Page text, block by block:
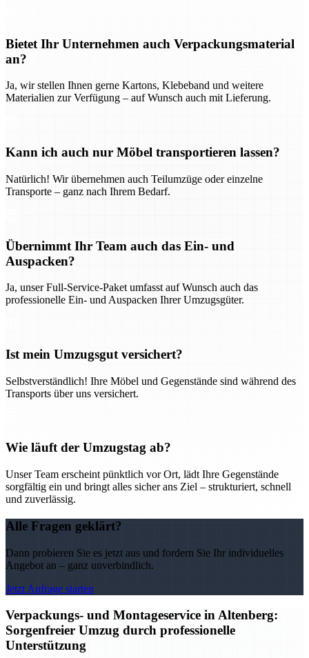
Bietet Ihr Unternehmen auch Verpackungsmaterial
an?
Ja, wir stellen Ihnen gerne Kartons, Klebeband und weitere
Materialien zur Verfügung – auf Wunsch auch mit Lieferung.
Kann ich auch nur Möbel transportieren lassen?
Natürlich! Wir übernehmen auch Teilumzüge oder einzelne
Transporte – ganz nach Ihrem Bedarf.
Übernimmt Ihr Team auch das Ein- und
Auspacken?
Ja, unser Full-Service-Paket umfasst auf Wunsch auch das
professionelle Ein- und Auspacken Ihrer Umzugsgüter.
Ist mein Umzugsgut versichert?
Selbstverständlich! Ihre Möbel und Gegenstände sind während des
Transports über uns versichert.
Wie läuft der Umzugstag ab?
Unser Team erscheint pünktlich vor Ort, lädt Ihre Gegenstände
sorgfältig ein und bringt alles sicher ans Ziel – strukturiert, schnell
und zuverlässig.
Alle Fragen geklärt?
Dann probieren Sie es jetzt aus und fordern Sie Ihr individuelles
Angebot an – ganz unverbindlich.
Jetzt Anfrage starten
Verpackungs- und Montageservice in Altenberg:
Sorgenfreier Umzug durch professionelle
Unterstützung